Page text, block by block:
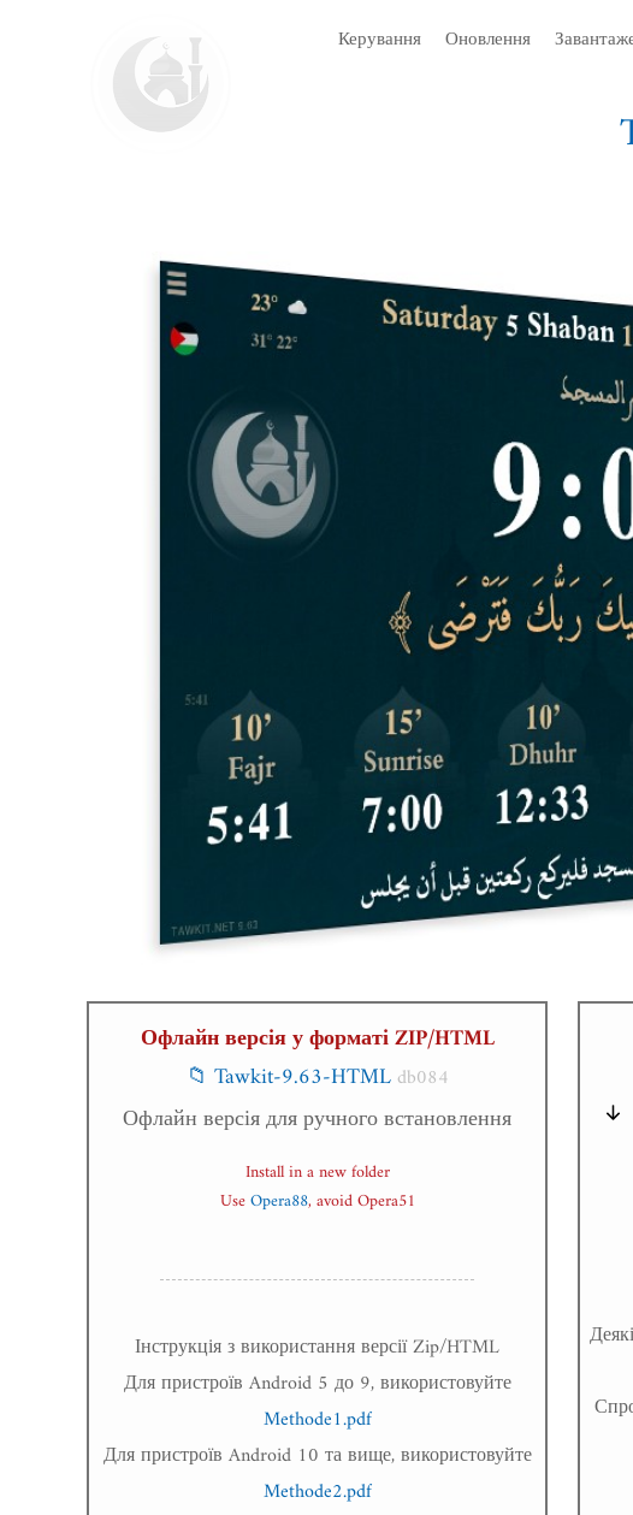
Керування Оновлення
Офлайн версія у форматі ZIP/HTML
📁 Tawkit-9.63-HTMLdb084
Офлайн версія для ручного встановлення
Install in a new folder
UseOpera88, avoid Opera51
Інструкція з використання версії Zip/HTML
Для пристроїв Android 5 до 9, використовуйте
Methode1.pdf
Для пристроїв Android 10 та вище, використовуйте
Methode2.pdf